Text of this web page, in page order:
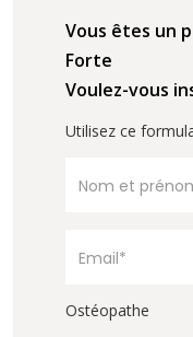
Vous êtes un
Forte
Voulez-vous
Utilisez ce
Ostéopathe